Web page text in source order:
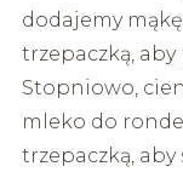
dodajemy
trzepaczką, aby
Stopniowo,
mleko do
trzepaczką, aby